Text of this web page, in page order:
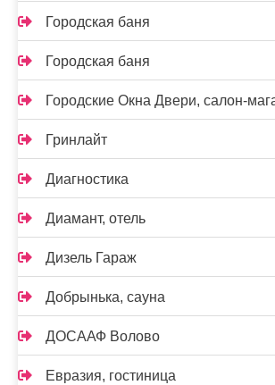
Городская баня
Городская баня
Городские Окна Двери, салон-
Гринлайт
Диагностика
Диамант, отель
Дизель Гараж
Добрынька, сауна
ДОСААФ Волово
Евразия, гостиница